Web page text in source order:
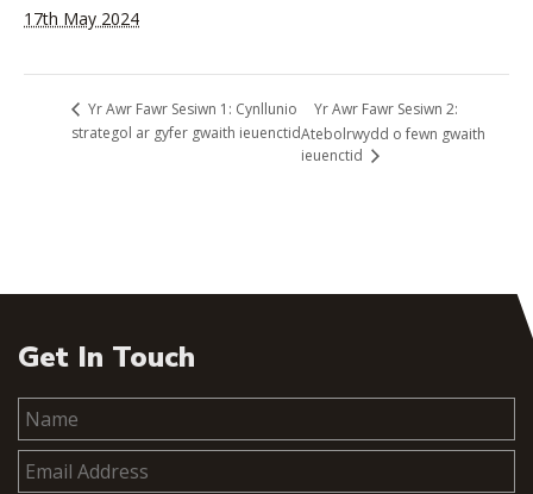
17th May 2024
Yr Awr Fawr Sesiwn 1: Cynllunio
strategol ar gyfer gwaith ieuenctid
Yr Awr Fawr Sesiwn 2:
Atebolrwydd o fewn gwaith
ieuenctid
Get In Touch